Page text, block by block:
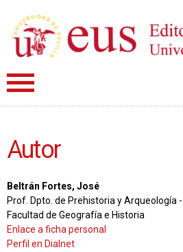
Autor
Beltrán Fortes, José
Prof. Dpto. de Prehistoria y Arqueología
Facultad de Geografía e Historia
Enlace a ficha personal
Perfil en Dialnet